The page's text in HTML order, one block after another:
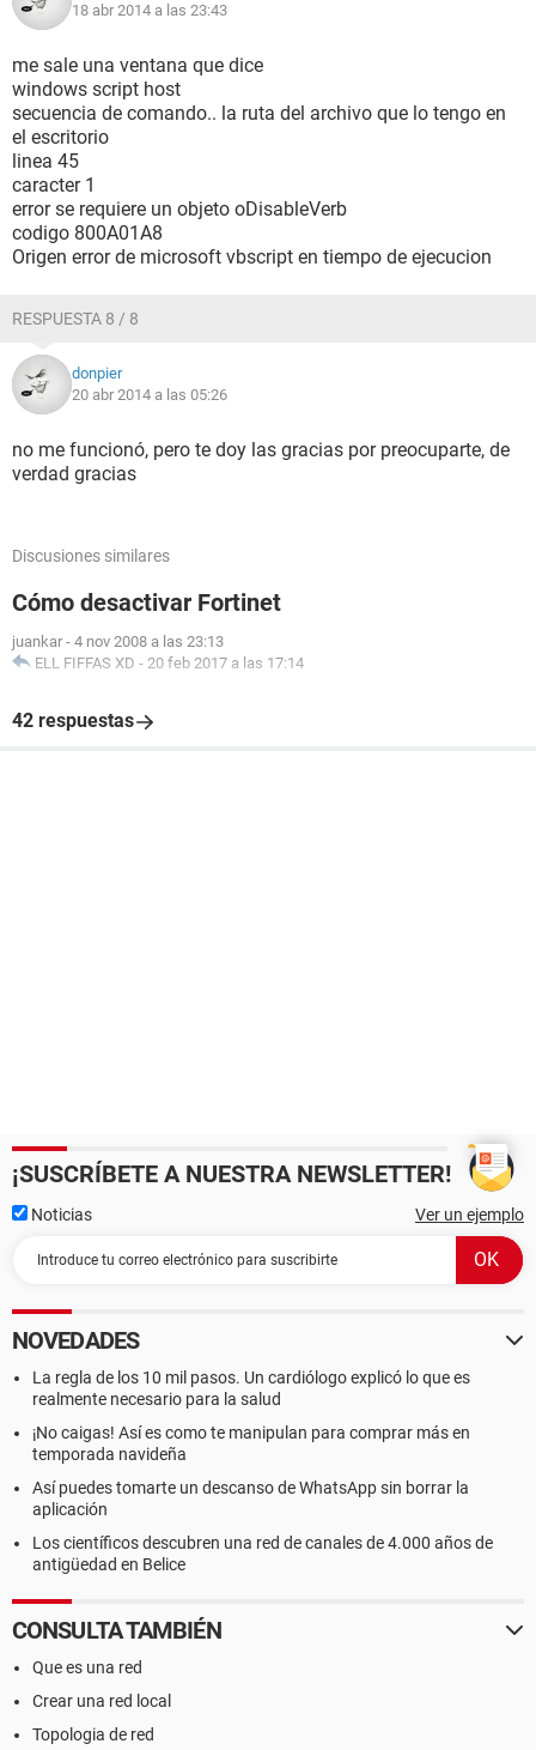
18 abr 2014 a las 23:43
me sale una ventana que dice
windows script host
secuencia de comando.. la ruta del archivo que lo tengo en
el escritorio
linea 45
caracter 1
error se requiere un objeto oDisableVerb
codigo 800A01A8
Origen error de microsoft vbscript en tiempo de ejecucion
RESPUESTA 8 / 8
donpier
20 abr 2014 a las 05:26
no me funcionó, pero te doy las gracias por preocuparte, de
verdad gracias
Discusiones similares
Cómo desactivar Fortinet
juankar - 4 nov 2008 a las 23:13
ELL FIFFAS XD - 20 feb 2017 a las 17:14
42 respuestas
¡SUSCRÍBETE A NUESTRA NEWSLETTER!
Noticias Ver un ejemplo
NOVEDADES
La regla de los 10 mil pasos. Un cardiólogo explicó lo que es
realmente necesario para la salud
¡No caigas! Así es como te manipulan para comprar más en
temporada navideña
Así puedes tomarte un descanso de WhatsApp sin borrar la
aplicación
Los científicos descubren una red de canales de 4.000 años de
antigüedad en Belice
CONSULTA TAMBIÉN
Que es una red
Crear una red local
Topologia de red